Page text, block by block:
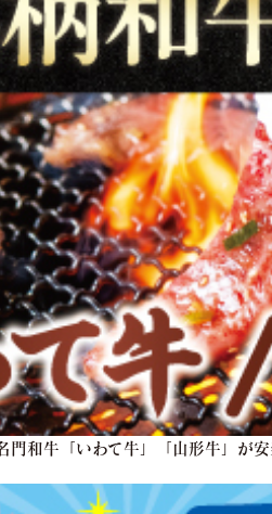
門和牛「いわて牛」「山形牛」